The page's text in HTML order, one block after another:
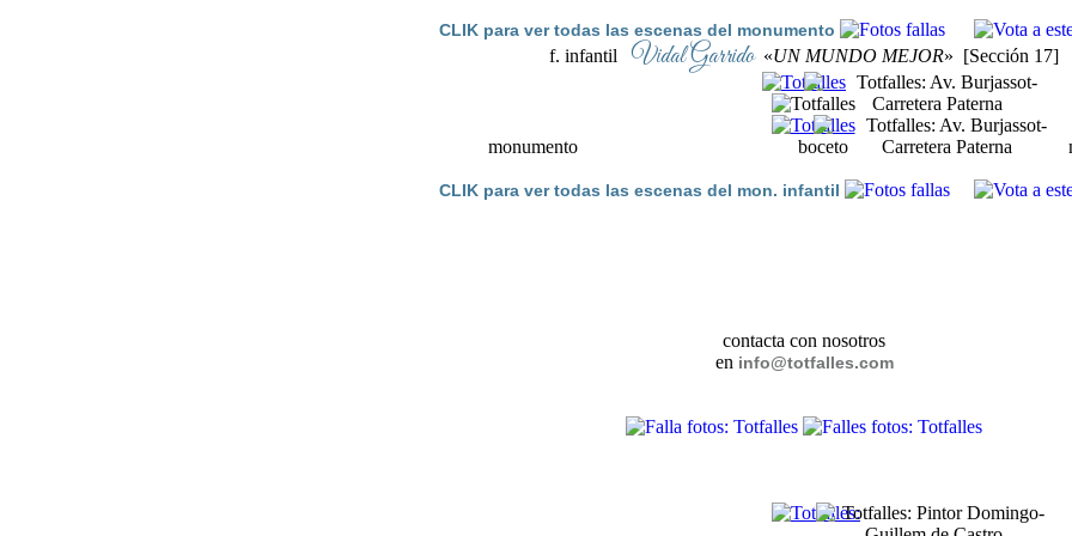
CLIK para ver todas las escenas del monumento
f. infantilVidal Garrido«UN MUNDO MEJOR» [Sección 17]
monumento boceto ninot
CLIK para ver todas las escenas del mon. infantil
contacta con nosotros
en info@totfalles.com